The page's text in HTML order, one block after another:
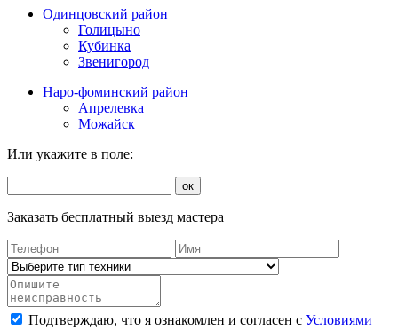
Одинцовский район
Голицыно
Кубинка
Звенигород
Наро-фоминский район
Апрелевка
Можайск
Или укажите в поле:
ок
Заказать бесплатный выезд мастера
Подтверждаю, что я ознакомлен и согласен с Условиями